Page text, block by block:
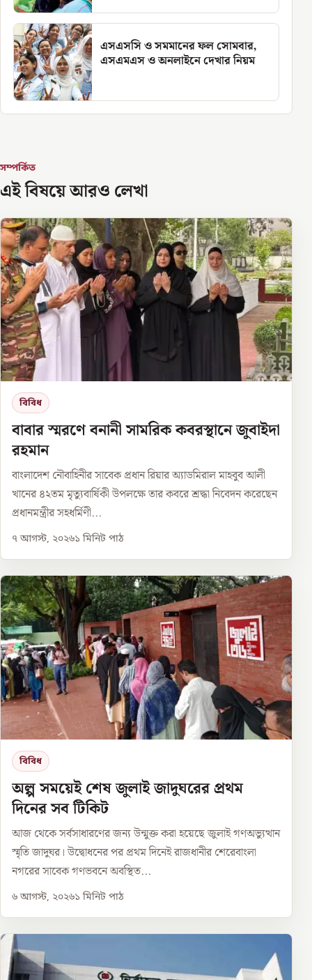
এসএসসি ও সমমানের ফল সোমবার,
এসএমএস ও অনলাইনে দেখার নিয়ম
সম্পর্কিত
এই বিষয়ে আরও লেখা
বিবিধ
বাবার স্মরণে বনানী সামরিক কবরস্থানে জুবাইদা
রহমান
বাংলাদেশ নৌবাহিনীর সাবেক প্রধান রিয়ার অ্যাডমিরাল মাহবুব আলী
খানের ৪২তম মৃত্যুবার্ষিকী উপলক্ষে তার কবরে শ্রদ্ধা নিবেদন করেছেন
প্রধানমন্ত্রীর সহধর্মিণী...
৭ আগস্ট, ২০২৬১ মিনিট পাঠ
বিবিধ
অল্প সময়েই শেষ জুলাই জাদুঘরের প্রথম
দিনের সব টিকিট
আজ থেকে সর্বসাধারণের জন্য উন্মুক্ত করা হয়েছে জুলাই গণঅভ্যুত্থান
স্মৃতি জাদুঘর। উদ্বোধনের পর প্রথম দিনেই রাজধানীর শেরেবাংলা
নগরের সাবেক গণভবনে অবস্থিত...
৬ আগস্ট, ২০২৬১ মিনিট পাঠ